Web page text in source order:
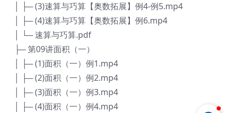
│ ├─ (3)速算与巧算【奥数拓展】例4-例5.mp4
│ ├─ (4)速算与巧算【奥数拓展】例6.mp4
│ └─ 速算与巧算.pdf
├─ 第09讲面积（一）
│ ├─ (1)面积（一）例1.mp4
│ ├─ (2)面积（一）例2.mp4
│ ├─ (3)面积（一）例3.mp4
│ ├─ (4)面积（一）例4.mp4